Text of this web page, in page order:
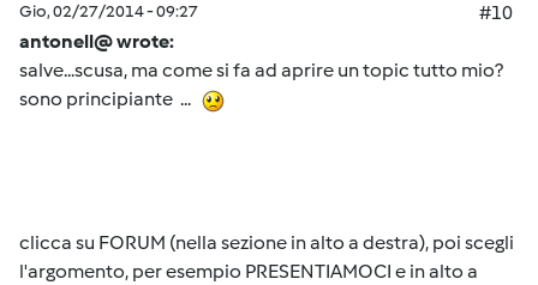
Gio, 02/27/2014 - 09:27
#10
antonell@ wrote:
salve...scusa, ma come si fa ad aprire un topic tutto mio?
sono principiante ...
clicca su FORUM (nella sezione in alto a destra), poi scegli
l'argomento, per esempio PRESENTIAMOCI e in alto a